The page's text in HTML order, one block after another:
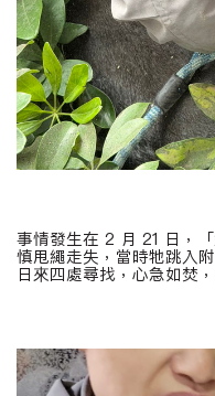
事情發生在 2 月 21 日，
慎甩繩走失，當時牠跳入
日來四處尋找，心急如焚